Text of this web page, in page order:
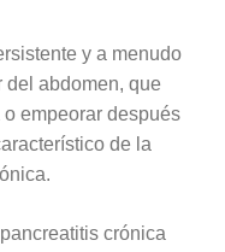
y a menudo
del abdomen, que
empeorar después
de la
crónica